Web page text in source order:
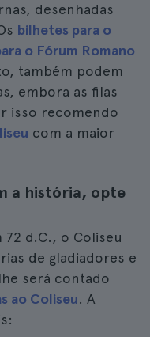
desenhadas
bilhetes para o
o Fórum Romano
também podem
embora as filas
isso recomendo
com a maior
a história, opte
d.C., o Coliseu
de gladiadores e
será contado
ao Coliseu. A